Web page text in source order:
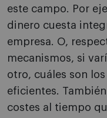
este campo. Por
dinero cuesta
empresa. O,
mecanismos, si
otro, cuáles son
eficientes.
costes al tiempo